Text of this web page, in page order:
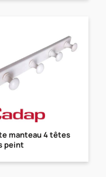
manteau 4 têtes
peint